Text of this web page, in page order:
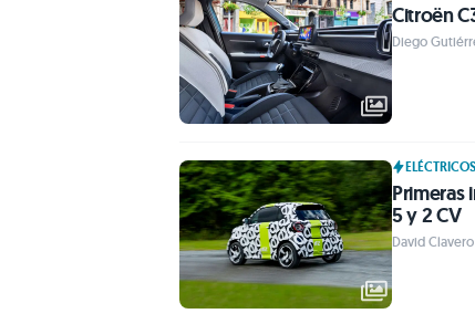
Citroën
Diego
ELÉCTRICOS
Primeras
5 y 2 CV
David Clavero